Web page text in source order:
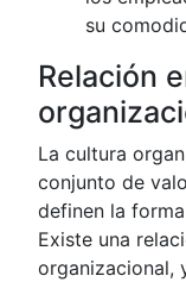
su
Relación
La cultura
conjunto de
definen la
Existe una
organizacional,